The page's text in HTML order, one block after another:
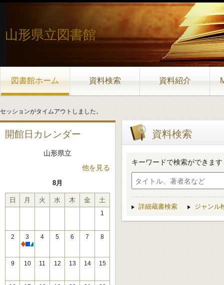
山形県立図書館
図書館ホーム 資料検索 資料紹介
セッションがタイムアウトしました。
開館日カレンダー
山形県立
他を見る
8月
日 月 火 水 木 金 土
1
2
3
休館
4 5 6 7 8
9 10 11 12 13 14 15
資料検索
キーワードで検索ができます
詳細蔵書検索 ジャンル